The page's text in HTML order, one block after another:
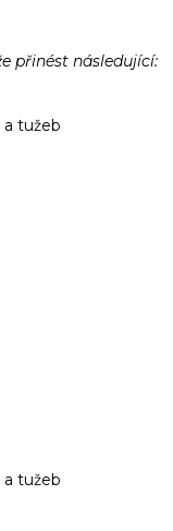
přinést následující:
tužeb
tužeb